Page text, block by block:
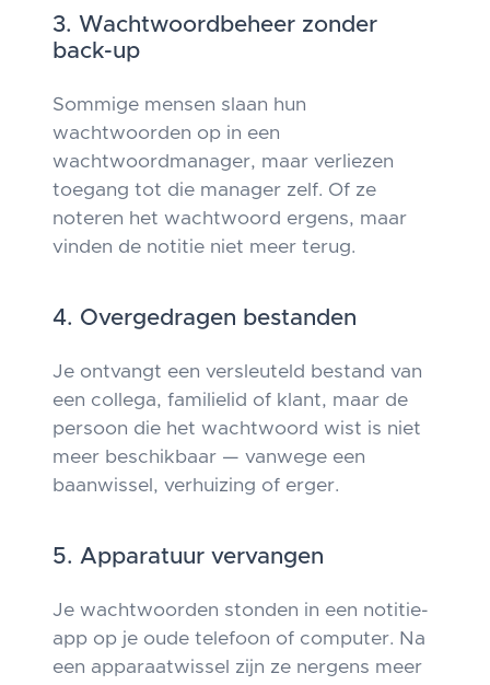
3. Wachtwoordbeheer zonder
back-up
Sommige mensen slaan hun
wachtwoorden op in een
wachtwoordmanager, maar verliezen
toegang tot die manager zelf. Of ze
noteren het wachtwoord ergens, maar
vinden de notitie niet meer terug.
4. Overgedragen bestanden
Je ontvangt een versleuteld bestand van
een collega, familielid of klant, maar de
persoon die het wachtwoord wist is niet
meer beschikbaar — vanwege een
baanwissel, verhuizing of erger.
5. Apparatuur vervangen
Je wachtwoorden stonden in een notitie-
app op je oude telefoon of computer. Na
een apparaatwissel zijn ze nergens meer